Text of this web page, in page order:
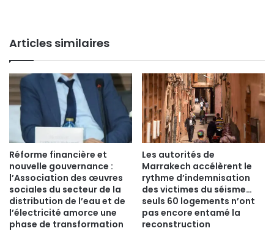
Articles similaires
Réforme financière et
nouvelle gouvernance :
l’Association des œuvres
sociales du secteur de la
distribution de l’eau et de
l’électricité amorce une
phase de transformation
Les autorités de
Marrakech accélèrent le
rythme d’indemnisation
des victimes du séisme…
seuls 60 logements n’ont
pas encore entamé la
reconstruction